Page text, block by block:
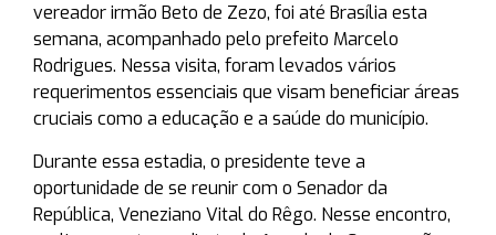
vereador irmão Beto de Zezo, foi até Brasília esta
semana, acompanhado pelo prefeito Marcelo
Rodrigues. Nessa visita, foram levados vários
requerimentos essenciais que visam beneficiar áreas
cruciais como a educação e a saúde do município.
Durante essa estadia, o presidente teve a
oportunidade de se reunir com o Senador da
República, Veneziano Vital do Rêgo. Nesse encontro,